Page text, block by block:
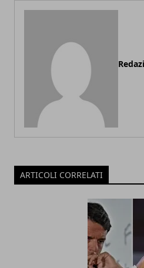
ARTICOLI CORRELATI